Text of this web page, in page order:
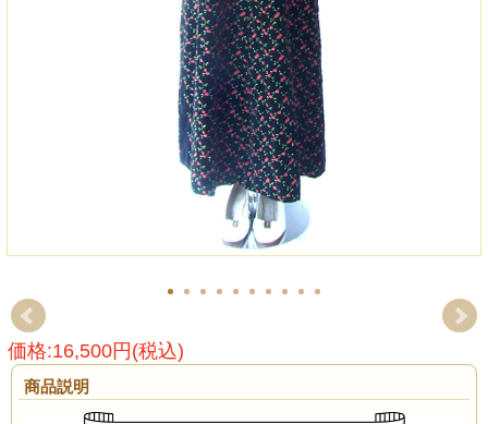
価格:16,500円(税込)
商品説明